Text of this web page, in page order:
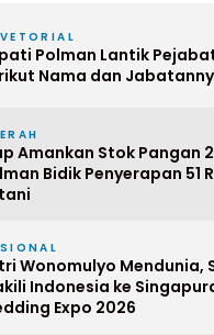
Polman Lantik
Nama dan
Amankan Stok Pangan
Bidik Penyerapan 51
Wonomulyo Mendunia,
Indonesia ke
Expo 2026